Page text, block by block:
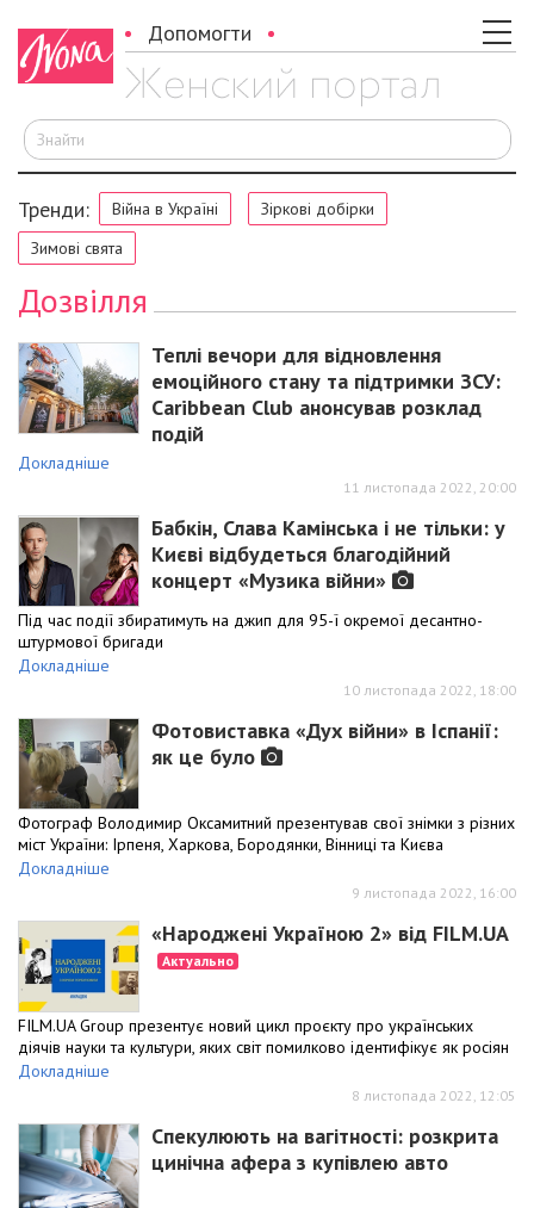
Допомогти
Тренди: Війна в Україні
Зіркові добірки
Зимові свята
Дозвілля
Теплі вечори для відновлення
емоційного стану та підтримки ЗСУ:
Caribbean Club анонсував розклад
подій
Докладніше
11 листопада 2022, 20:00
Бабкін, Слава Камінська і не тільки: у
Києві відбудеться благодійний
концерт «Музика війни»
Під час події збиратимуть на джип для 95-ї окремої десантно-
штурмової бригади
Докладніше
10 листопада 2022, 18:00
Фотовиставка «Дух війни» в Іспанії:
як це було
Фотограф Володимир Оксамитний презентував свої знімки з різних
міст України: Ірпеня, Харкова, Бородянки, Вінниці та Києва
Докладніше
9 листопада 2022, 16:00
«Народжені Україною 2» від FILM.UA
Актуально
FILM.UA Group презентує новий цикл проєкту про українських
діячів науки та культури, яких світ помилково ідентифікує як росіян
Докладніше
8 листопада 2022, 12:05
Спекулюють на вагітності: розкрита
цинічна афера з купівлею авто